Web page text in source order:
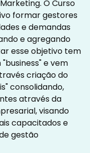
O Curso
formar gestores
e demandas
e agregando
esse objetivo tem
e vem
criação do
consolidando,
através da
visando
capacitados e
gestão